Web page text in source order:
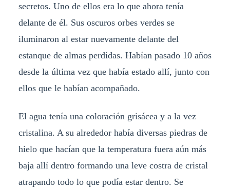
secretos. Uno de ellos era lo que ahora tenía
delante de él. Sus oscuros orbes verdes se
iluminaron al estar nuevamente delante del
estanque de almas perdidas. Habían pasado 10 años
desde la última vez que había estado allí, junto con
ellos que le habían acompañado.
El agua tenía una coloración grisácea y a la vez
cristalina. A su alrededor había diversas piedras de
hielo que hacían que la temperatura fuera aún más
baja allí dentro formando una leve costra de cristal
atrapando todo lo que podía estar dentro. Se